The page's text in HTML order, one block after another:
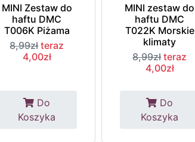
MINI Zestaw do
haftu DMC
T006K Piżama
8,99zł teraz
4,00zł
Do
Koszyka
MINI zestaw do
haftu DMC
T022K Morskie
klimaty
8,99zł teraz
4,00zł
Do
Koszyka